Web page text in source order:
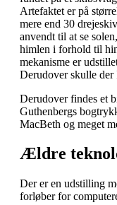
Artefaktet er på
mere end 30
anvendt til at se
himlen i forhold til
mekanisme er
Derudover skulle
Derudover findes et
Guthenbergs
MacBeth og meget
Ældre
Der er en udstilling
forløber for